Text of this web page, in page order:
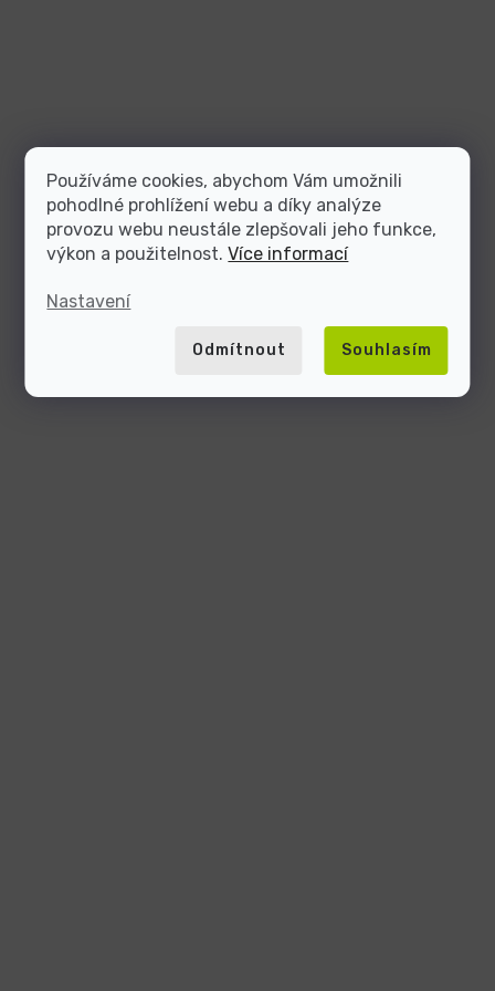
Používáme cookies, abychom Vám umožnili
pohodlné prohlížení webu a díky analýze
provozu webu neustále zlepšovali jeho funkce,
výkon a použitelnost.Více informací
Nastavení
Odmítnout Souhlasím